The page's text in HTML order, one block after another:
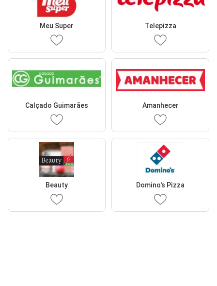
Meu Super Telepizza
Calçado Guimarães Amanhecer
Beauty Domino's Pizza